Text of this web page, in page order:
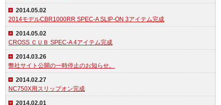
2014.05.02
2014モデルCBR1000RR SPEC-A SLIP-ON 3アイテム完成
2014.05.02
CROSS ＣＵＢ SPEC-A 4アイテム完成
2014.03.26
弊社サイト公開の一時停止のお知らせ。
2014.02.27
NC750X用スリップオン完成
2014.02.01